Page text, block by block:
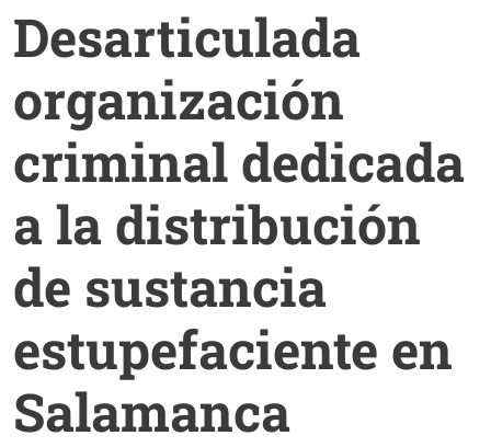
Desarticulada
organización
criminal dedicada
a la distribución
de sustancia
estupefaciente en
Salamanca